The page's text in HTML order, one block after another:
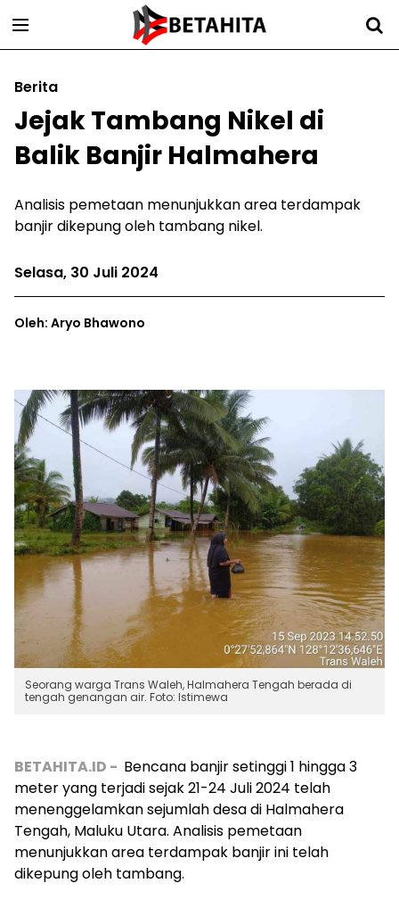
Berita
Jejak Tambang Nikel di
Balik Banjir Halmahera
Analisis pemetaan menunjukkan area terdampak
banjir dikepung oleh tambang nikel.
Selasa, 30 Juli 2024
Oleh: Aryo Bhawono
Seorang warga Trans Waleh, Halmahera Tengah berada di
tengah genangan air. Foto: Istimewa
BETAHITA.ID - Bencana banjir setinggi 1 hingga 3
meter yang terjadi sejak 21-24 Juli 2024 telah
menenggelamkan sejumlah desa di Halmahera
Tengah, Maluku Utara. Analisis pemetaan
menunjukkan area terdampak banjir ini telah
dikepung oleh tambang.